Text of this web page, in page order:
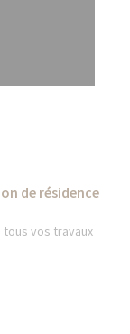
de résidence
tous vos travaux